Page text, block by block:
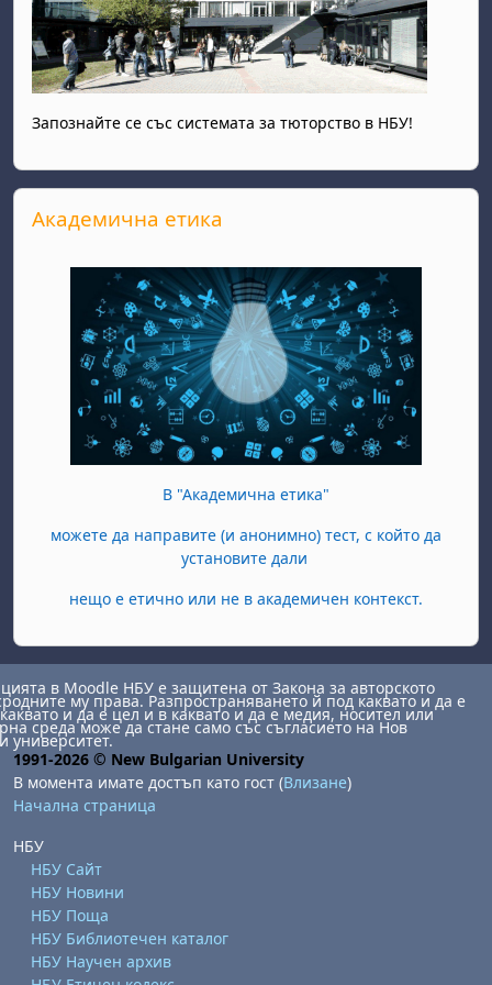
Запознайте се със системата за тюторство в НБУ!
Прескочи Академична етика
Академична етика
В "Академична етика"
можете да направите (и анонимно) тест, с който да
установите дали
нещо е етично или не в академичен контекст.
в Moodle НБУ е защитена от Закона за авторското
му права. Разпространяването й под каквато и да е
и да е цел и в каквато и да е медия, носител или
среда може да стане само със съгласието на Нов
университет.
1991-2026 © New Bulgarian University
В момента имате достъп като гост (Влизане)
Начална страница
НБУ
НБУ Сайт
НБУ Новини
НБУ Поща
НБУ Библиотечен каталог
НБУ Научен архив